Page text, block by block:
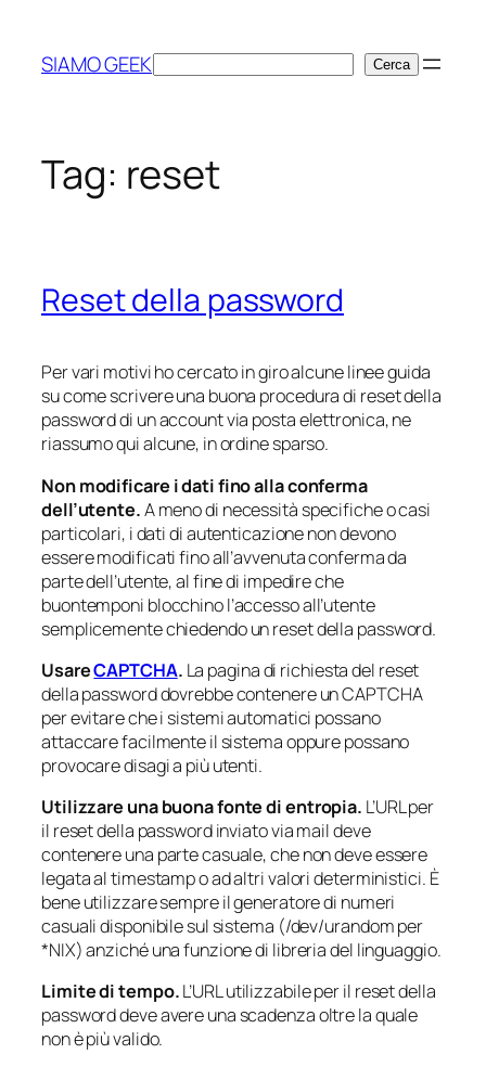
contenuto
SIAMO GEEKCerca Cerca
Tag: reset
Reset della password
Per vari motivi ho cercato in giro alcune linee guida
su come scrivere una buona procedura di reset della
password di un account via posta elettronica, ne
riassumo qui alcune, in ordine sparso.
Non modificare i dati fino alla conferma
dell’utente.A meno di necessità specifiche o casi
particolari, i dati di autenticazione non devono
essere modificati fino all’avvenuta conferma da
parte dell’utente, al fine di impedire che
buontemponi blocchino l’accesso all’utente
semplicemente chiedendo un reset della password.
UsareCAPTCHA. La pagina di richiesta del reset
della password dovrebbe contenere un CAPTCHA
per evitare che i sistemi automatici possano
attaccare facilmente il sistema oppure possano
provocare disagi a più utenti.
Utilizzare una buona fonte di entropia. L’URL per
il reset della password inviato via mail deve
contenere una parte casuale, che non deve essere
legata al timestamp o ad altri valori deterministici. È
bene utilizzare sempre il generatore di numeri
casuali disponibile sul sistema (/dev/urandom per
*NIX) anziché una funzione di libreria del linguaggio.
Limite di tempo.L’URL utilizzabile per il reset della
password deve avere una scadenza oltre la quale
non è più valido.